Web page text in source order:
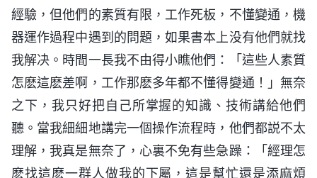
經驗，但他們的素質有限，工作死板，不懂變通，機
器運作過程中遇到的問題，如果書本上没有他們就找
我解决。時間一長我不由得小瞧他們：「這些人素質
怎麽這麽差啊，工作那麽多年都不懂得變通！」無奈
之下，我只好把自己所掌握的知識、技術講給他們
聽。當我細細地講完一個操作流程時，他們都説不太
理解，我真是無奈了，心裏不免有些急躁：「經理怎
麽找這麽一群人做我的下屬，這是幫忙還是添麻煩